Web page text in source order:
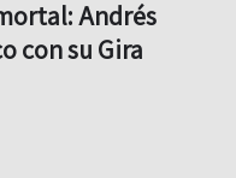
Andrés
con su Gira